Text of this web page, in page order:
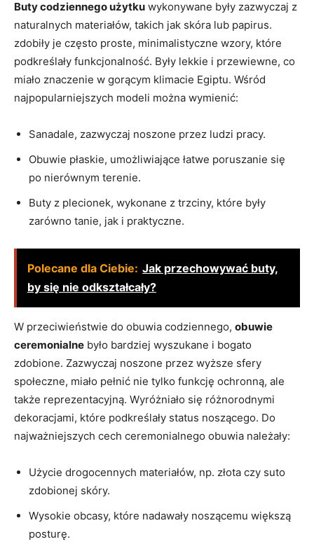
Buty codziennego użytku wykonywane były zazwyczaj z
naturalnych materiałów, ⁢takich jak skóra lub papirus.
zdobiły je często proste, minimalistyczne wzory, które
podkreślały funkcjonalność. Były lekkie i przewiewne, co
miało znaczenie w gorącym klimacie‌ Egiptu. Wśród
najpopularniejszych modeli można wymienić:
Sanadale, zazwyczaj noszone przez ludzi pracy.
Obuwie płaskie, umożliwiające łatwe poruszanie się
po nierównym terenie.
Buty z plecionek, wykonane z trzciny, które były
zarówno tanie, ⁣jak ​i praktyczne.
Polecane dla Ciebie: Jak przechowywać buty,
by się nie odkształcały?
W przeciwieństwie do obuwia codziennego, obuwie
⁢ceremonialne było bardziej wyszukane⁢ i bogato
⁢zdobione. Zazwyczaj noszone przez wyższe sfery
społeczne, miało pełnić ‌nie tylko ‌funkcję ochronną,⁢ ale
także reprezentacyjną. Wyróżniało‌ się różnorodnymi
dekoracjami,⁣ które podkreślały status noszącego. Do ​
najważniejszych cech ceremonialnego obuwia należały:
Użycie drogocennych materiałów, np. złota ⁣czy suto
zdobionej skóry.
Wysokie obcasy,​ które nadawały noszącemu‍ większą
posturę.